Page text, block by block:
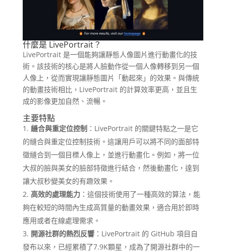
什麼是 LivePortrait？
LivePortrait 是一個能夠讓靜態人像圖片進行動畫化的技
術。該技術的核心是將人臉動作從一個人像轉移到另一個
人像上，從而實現讓靜態圖片「動起來」的效果。與傳統
的動畫技術相比，LivePortrait 的計算效率更高，並且生
成的影像更加自然、流暢。
主要特點
縫合與重定位控制 ：LivePortrait 的關鍵特點之一是它
的縫合與重定位控制技術。這讓用戶可以將不同的面部特
徵縫合到一個目標人像上，並進行動畫化。例如，將一位
大叔的臉與美女的臉部特徵進行結合，然後動畫化，達到
讓大叔秒變美女的有趣效果。
高效的處理能力：這個技術使用了一種高效的算法，能
夠在較短的時間內生成高質量的動畫效果，適合用於即時
應用或者在線處理需求。
開源社群的熱烈反響：LivePortrait 的 GitHub 項目自
發布以來，已經累積了7.9K顆星，成為了開源社群中的一